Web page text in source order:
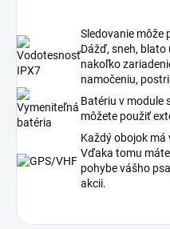
Sledovanie môže
Dážď, sneh, blato
nakoľko
namočeniu,
Batériu v module
môžete použiť
Každý obojok má
Vďaka tomu
pohybe vášho
akcii.